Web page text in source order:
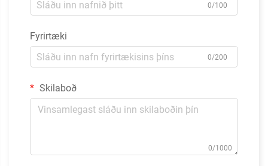
0/100
Fyrirtæki
0/200
Skilaboð
0/1000